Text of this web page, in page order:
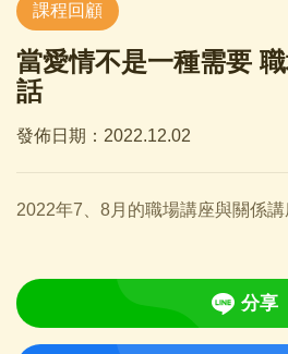
課程回顧
當愛情不是一種需要
話
發佈日期：2022.12.02
2022年7、8月的職場講座與關係講
分享